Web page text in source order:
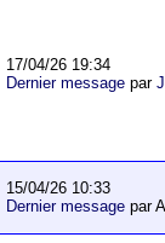
17/04/26 19:34
Dernier messagepar
15/04/26 10:33
Dernier messagepar